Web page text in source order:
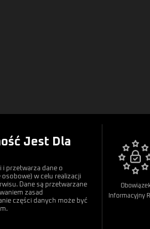
Regulamin
Rodo
Jest Dla
i przetwarza dane o
w celu realizacji
Dane są przetwarzane
zasad
części danych może być
Informacyjny